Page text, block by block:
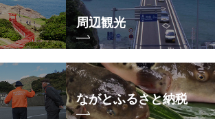
周辺観光
ながとふるさと納税